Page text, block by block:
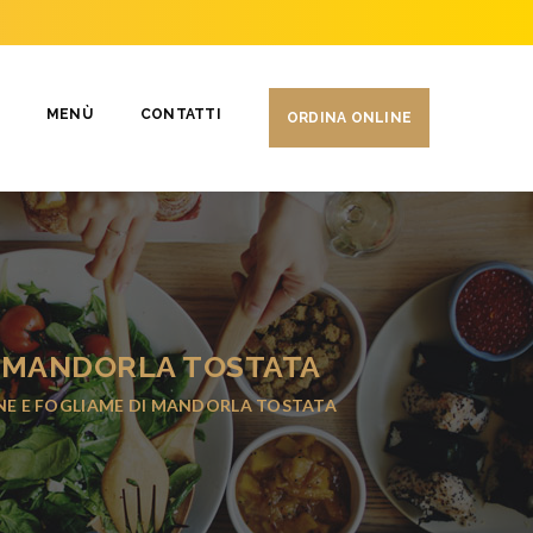
MENÙ CONTATTI ORDINA ONLINE
TOSTATA
E FOGLIAME DI MANDORLA TOSTATA